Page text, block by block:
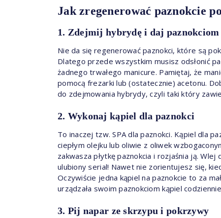
Jak zregenerować paznokcie
1. Zdejmij hybrydę i daj paznokciom
Nie da się regenerować paznokci, które są
Dlatego przede wszystkim musisz odsłonić
żadnego trwałego manicure. Pamiętaj, że
pomocą frezarki lub (ostatecznie) acetonu.
do zdejmowania hybrydy, czyli taki który
2. Wykonaj kąpiel dla paznokci
To inaczej tzw. SPA dla paznokci. Kąpiel dla
ciepłym olejku lub oliwie z oliwek
zakwasza płytkę paznokcia i rozjaśnia ją.
ulubiony serial! Nawet nie zorientujesz się,
Oczywiście jedna kąpiel na paznokcie to za
urządzała swoim paznokciom kąpiel
3. Pij napar ze skrzypu i pokrzywy